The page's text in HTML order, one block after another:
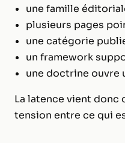
une famille
plusieurs pages
une catégorie
un framework
une doctrine ouvre
La latence vient donc
tension entre ce qui